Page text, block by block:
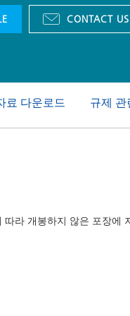
홈 케어 및
CONTACT US
료 다운로드 규제 관
라 개봉하지 않은 포장에